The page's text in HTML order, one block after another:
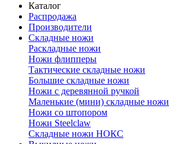
Каталог
Распродажа
Производители
Складные ножи
Раскладные ножи
Ножи флипперы
Тактические складные ножи
Большие складные ножи
Ножи с деревянной ручкой
Маленькие (мини) складные ножи
Ножи со штопором
Ножи Steelclaw
Складные ножи НОКС